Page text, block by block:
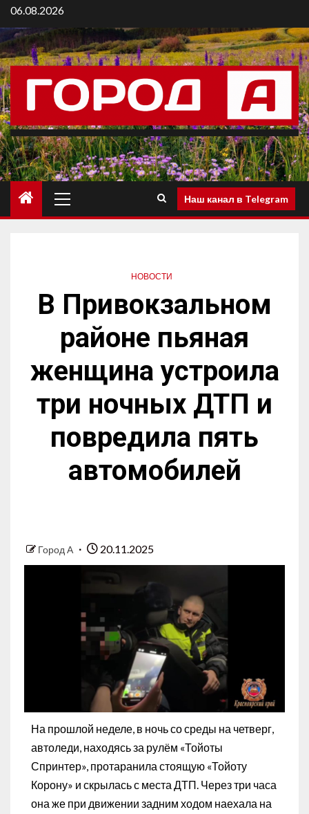
06.08.2026
Наш канал в Telegram
НОВОСТИ
В Привокзальном
районе пьяная
женщина устроила
три ночных ДТП и
повредила пять
автомобилей
Город А 20.11.2025
На прошлой неделе, в ночь со среды на четверг,
автоледи, находясь за рулём «Тойоты
Спринтер», протаранила стоящую «Тойоту
Корону» и скрылась с места ДТП. Через три часа
она же при движении задним ходом наехала на